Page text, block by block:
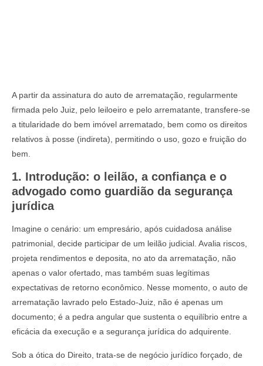
A partir da assinatura do auto de arrematação, regularmente
firmada pelo Juiz, pelo leiloeiro e pelo arrematante, transfere-se
a titularidade do bem imóvel arrematado, bem como os direitos
relativos à posse (indireta), permitindo o uso, gozo e fruição do
bem.
1. Introdução: o leilão, a confiança e o
advogado como guardião da segurança
jurídica
Imagine o cenário: um empresário, após cuidadosa análise
patrimonial, decide participar de um leilão judicial. Avalia riscos,
projeta rendimentos e deposita, no ato da arrematação, não
apenas o valor ofertado, mas também suas legítimas
expectativas de retorno econômico. Nesse momento, o auto de
arrematação lavrado pelo Estado-Juiz, não é apenas um
documento; é a pedra angular que sustenta o equilíbrio entre a
eficácia da execução e a segurança jurídica do adquirente.
Sob a ótica do Direito, trata-se de negócio jurídico forçado, de